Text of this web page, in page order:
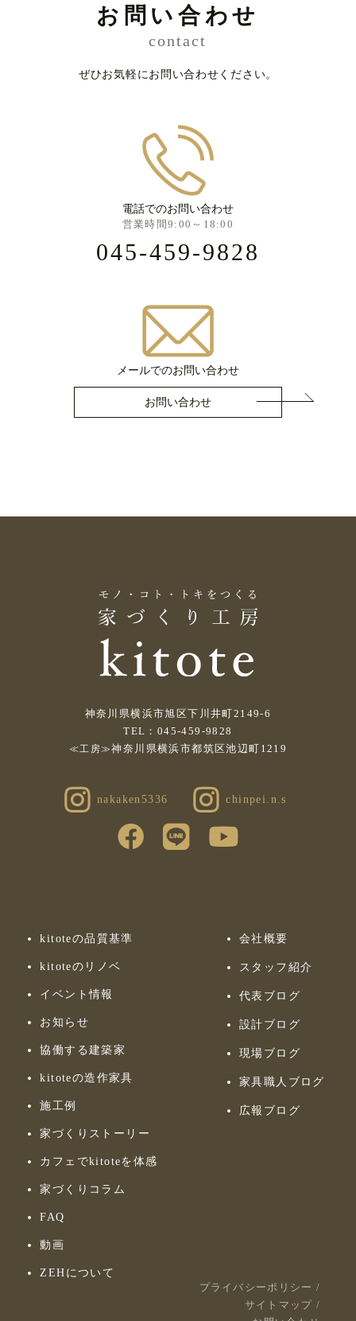
お問い合わせ
contact
ぜひお気軽にお問い合わせください。
電話でのお問い合わせ
営業時間9:00～18:00
045-459-9828
メールでのお問い合わせ
お問い合わせ
神奈川県横浜市旭区下川井町2149-6
TEL：045-459-9828
≪工房≫神奈川県横浜市都筑区池辺町1219
nakaken5336 chinpei.n.s
kitoteの品質基準
kitoteのリノベ
イベント情報
お知らせ
協働する建築家
kitoteの造作家具
施工例
家づくりストーリー
カフェでkitoteを体感
家づくりコラム
FAQ
動画
ZEHについて
会社概要
スタッフ紹介
代表ブログ
設計ブログ
現場ブログ
家具職人ブログ
広報ブログ
プライバシーポリシー /
サイトマップ /